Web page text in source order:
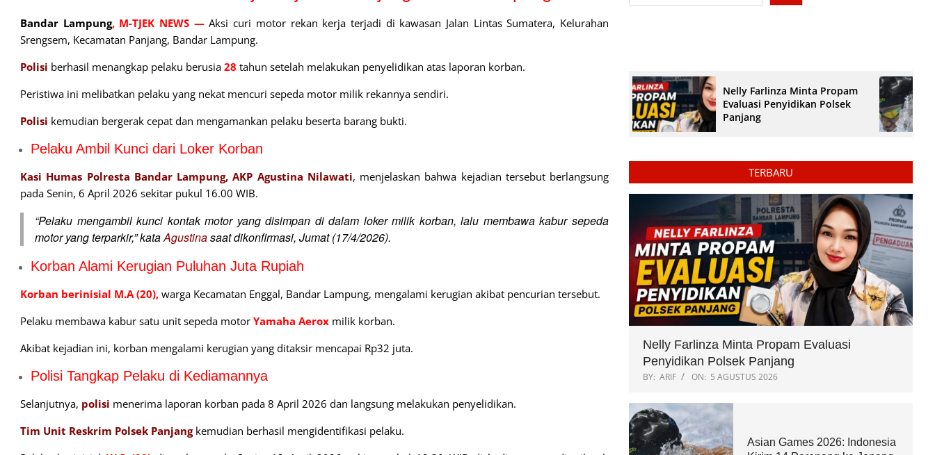
Bandar Lampung, M-TJEK NEWS —Aksi curi motor rekan kerja terjadi di kawasan Jalan Lintas Sumatera, Kelurahan
Srengsem, Kecamatan Panjang, Bandar Lampung.
Polisi berhasil menangkap pelaku berusia 28 tahun setelah melakukan penyelidikan atas laporan korban.
Peristiwa ini melibatkan pelaku yang nekat mencuri sepeda motor milik rekannya sendiri.
Polisi kemudian bergerak cepat dan mengamankan pelaku beserta barang bukti.
Pelaku Ambil Kunci dari Loker Korban
Kasi Humas Polresta Bandar Lampung, AKP Agustina Nilawati, menjelaskan bahwa kejadian tersebut berlangsung
pada Senin, 6 April 2026 sekitar pukul 16.00 WIB.
“Pelaku mengambil kunci kontak motor yang disimpan di dalam loker milik korban, lalu membawa kabur sepeda
motor yang terparkir,” kataAgustinasaat dikonfirmasi, Jumat (17/4/2026).
Korban Alami Kerugian Puluhan Juta Rupiah
Korban berinisial M.A (20), warga Kecamatan Enggal, Bandar Lampung, mengalami kerugian akibat pencurian tersebut.
Pelaku membawa kabur satu unit sepeda motor Yamaha Aerox milik korban.
Akibat kejadian ini, korban mengalami kerugian yang ditaksir mencapai Rp32 juta.
Polisi Tangkap Pelaku di Kediamannya
Selanjutnya, polisi menerima laporan korban pada 8 April 2026 dan langsung melakukan penyelidikan.
Tim Unit Reskrim Polsek Panjangkemudian berhasil mengidentifikasi pelaku.
Nelly Farlinza Minta Propam
Evaluasi Penyidikan Polsek
Panjang
TERBARU
Nelly Farlinza Minta Propam Evaluasi
Penyidikan Polsek Panjang
BY: ARIF ON: 5 AGUSTUS 2026
Asian Games 2026: Indonesia